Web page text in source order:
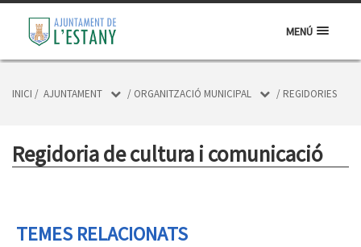
MENÚ
INICI / AJUNTAMENT / ORGANITZACIÓ MUNICIPAL / REGIDORIES
Regidoria de cultura i comunicació
TEMES RELACIONATS